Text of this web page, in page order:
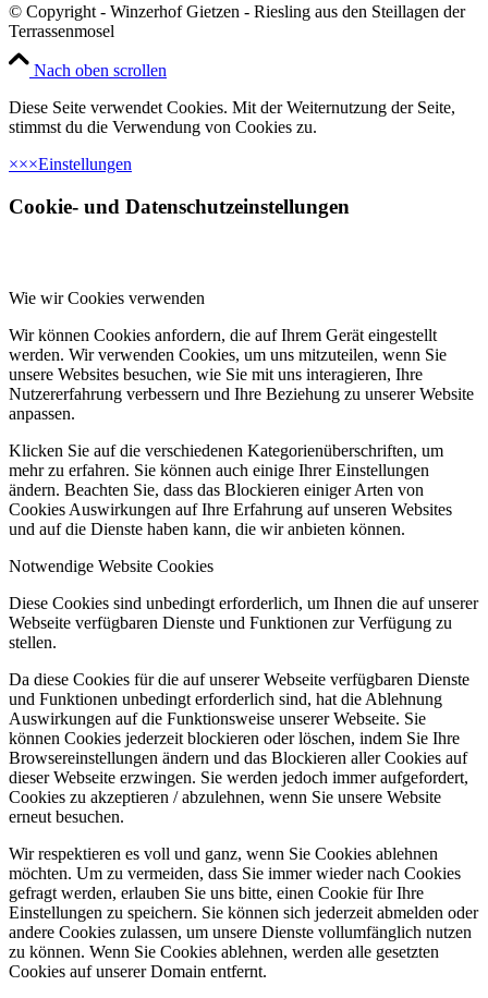
© Copyright - Winzerhof Gietzen - Riesling aus den Steillagen der
Terrassenmosel
Nach oben scrollen
Diese Seite verwendet Cookies. Mit der Weiternutzung der Seite,
stimmst du die Verwendung von Cookies zu.
×××Einstellungen
Cookie- und Datenschutzeinstellungen
Wie wir Cookies verwenden
Wir können Cookies anfordern, die auf Ihrem Gerät eingestellt
werden. Wir verwenden Cookies, um uns mitzuteilen, wenn Sie
unsere Websites besuchen, wie Sie mit uns interagieren, Ihre
Nutzererfahrung verbessern und Ihre Beziehung zu unserer Website
anpassen.
Klicken Sie auf die verschiedenen Kategorienüberschriften, um
mehr zu erfahren. Sie können auch einige Ihrer Einstellungen
ändern. Beachten Sie, dass das Blockieren einiger Arten von
Cookies Auswirkungen auf Ihre Erfahrung auf unseren Websites
und auf die Dienste haben kann, die wir anbieten können.
Notwendige Website Cookies
Diese Cookies sind unbedingt erforderlich, um Ihnen die auf unserer
Webseite verfügbaren Dienste und Funktionen zur Verfügung zu
stellen.
Da diese Cookies für die auf unserer Webseite verfügbaren Dienste
und Funktionen unbedingt erforderlich sind, hat die Ablehnung
Auswirkungen auf die Funktionsweise unserer Webseite. Sie
können Cookies jederzeit blockieren oder löschen, indem Sie Ihre
Browsereinstellungen ändern und das Blockieren aller Cookies auf
dieser Webseite erzwingen. Sie werden jedoch immer aufgefordert,
Cookies zu akzeptieren / abzulehnen, wenn Sie unsere Website
erneut besuchen.
Wir respektieren es voll und ganz, wenn Sie Cookies ablehnen
möchten. Um zu vermeiden, dass Sie immer wieder nach Cookies
gefragt werden, erlauben Sie uns bitte, einen Cookie für Ihre
Einstellungen zu speichern. Sie können sich jederzeit abmelden oder
andere Cookies zulassen, um unsere Dienste vollumfänglich nutzen
zu können. Wenn Sie Cookies ablehnen, werden alle gesetzten
Cookies auf unserer Domain entfernt.